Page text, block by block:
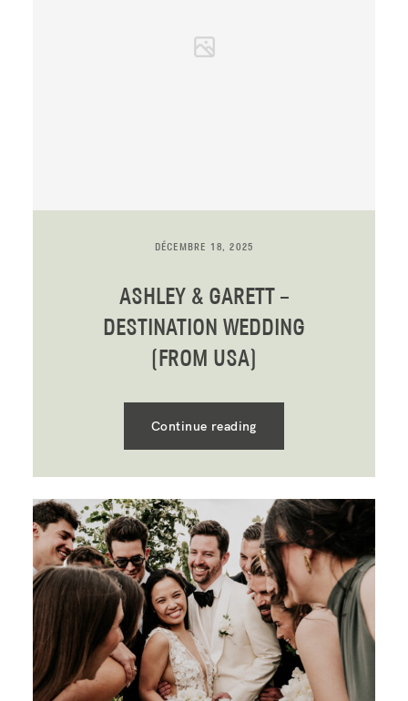
DÉCEMBRE 18, 2025
ASHLEY & GARETT –
DESTINATION WEDDING
(FROM USA)
Continue reading